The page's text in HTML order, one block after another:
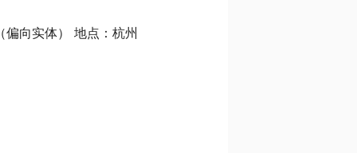
向实体） 地点：杭州